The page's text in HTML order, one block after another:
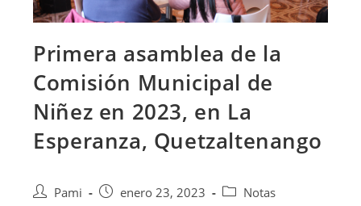
Primera asamblea de la
Comisión Municipal de
Niñez en 2023, en La
Esperanza, Quetzaltenango
Pami enero 23, 2023 Notas